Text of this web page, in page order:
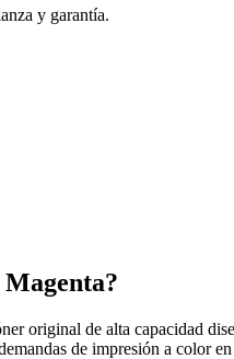
y garantía.
Magenta?
original de alta capacidad
de impresión a color